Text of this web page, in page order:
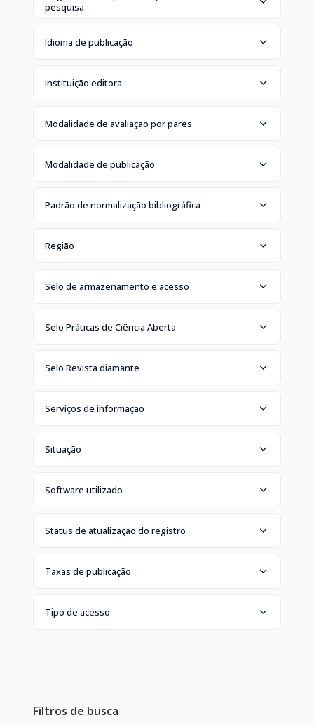
pesquisa
Idioma de publicação
Instituição editora
Modalidade de avaliação por pares
Modalidade de publicação
Padrão de normalização bibliográfica
Região
Selo de armazenamento e acesso
Selo Práticas de Ciência Aberta
Selo Revista diamante
Serviços de informação
Situação
Software utilizado
Status de atualização do registro
Taxas de publicação
Tipo de acesso
Filtros de busca